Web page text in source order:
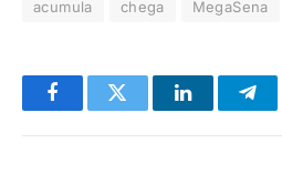
acumula chega MegaSena
FacebookTwitter LinkedIn